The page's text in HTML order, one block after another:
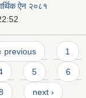
ऐन २०८१
previous 1
5 6
next ›